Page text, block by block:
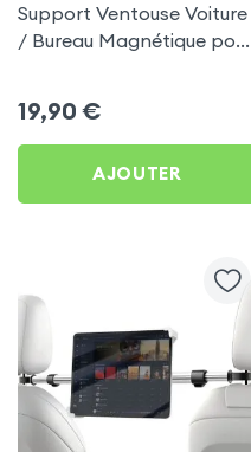
Support Ventouse Voiture
/ Bureau Magnétique pour
19,90 €
AJOUTER